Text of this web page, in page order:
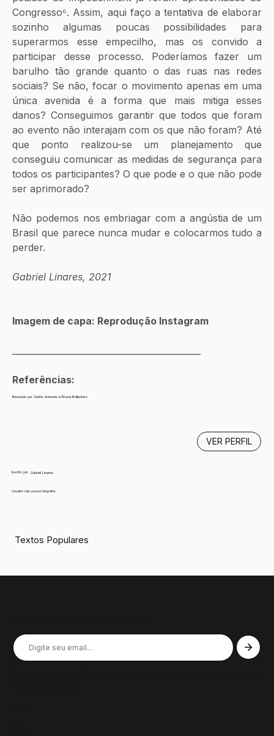
Congresso⁶. Assim, aqui faço a tentativa de elaborar
sozinho algumas poucas possibilidades para
superarmos esse empecilho, mas os convido a
participar desse processo. Poderíamos fazer um
barulho tão grande quanto o das ruas nas redes
sociais? Se não, focar o movimento apenas em uma
única avenida é a forma que mais mitiga esses
danos? Conseguimos garantir que todos que foram
ao evento não interajam com os que não foram? Até
que ponto realizou-se um planejamento que
conseguiu comunicar as medidas de segurança para
todos os participantes? O que pode e o que não pode
ser aprimorado?
Não podemos nos embriagar com a angústia de um
Brasil que parece nunca mudar e colocarmos tudo a
perder.
Gabriel Linares, 2021
Imagem de capa: Reprodução Instagram
Referências:
Revisado por Cedric Antunes e Bruna Ballestero
Escrito por Gabriel Linares
Usuário não possui biografia
VER PERFIL
Textos Populares